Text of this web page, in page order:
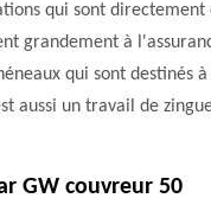
qui sont
grandement à
qui sont destinés
aussi un travail de
GW couvreur 50